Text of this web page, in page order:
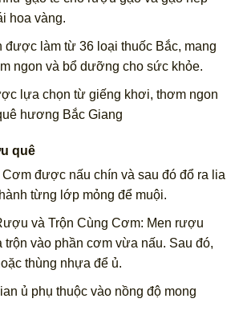
hoa vàng.
được làm từ 36 loại thuốc Bắc, mang
ngon và bổ dưỡng cho sức khỏe.
lựa chọn từ giếng khơi, thơm ngon
hương Bắc Giang
quê
được nấu chín và sau đó đổ ra lia
từng lớp mỏng để muội.
và Trộn Cùng Cơm: Men rượu
vào phần cơm vừa nấu. Sau đó,
thùng nhựa để ủ.
ủ phụ thuộc vào nồng độ mong